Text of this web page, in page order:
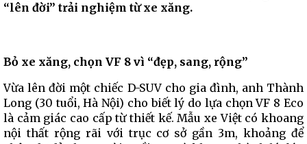
“lên đời” trải nghiệm từ xe xăng.
Bỏ xe xăng, chọn VF 8 vì “đẹp, sang, rộng”
Vừa lên đời một chiếc D-SUV cho gia đình, anh Thành
Long (30 tuổi, Hà Nội) cho biết lý do lựa chọn VF 8 Eco
là cảm giác cao cấp từ thiết kế. Mẫu xe Việt có khoang
nội thất rộng rãi với trục cơ sở gần 3m, khoảng để